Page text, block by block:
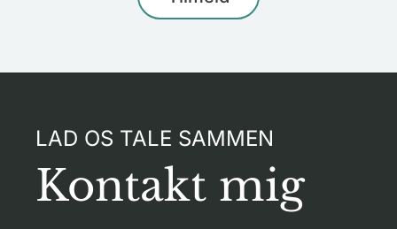
LAD OS TALE SAMMEN
Kontakt mig